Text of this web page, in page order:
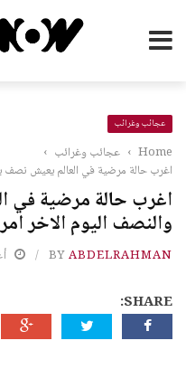
عجائب وغرائب
Home
› عجائب وغرائب ›
اغرب حالة مرضية في العالم يعيش نصف
اغرب حالة مرضية في
والنصف اليوم الاخر
BYABDELRAHMAN
SHARE: